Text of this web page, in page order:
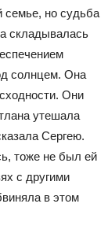
семье, но судьба
складывалась
солнцем. Она
Они
утешала
Сергею.
тоже не был ей
с другими
в этом